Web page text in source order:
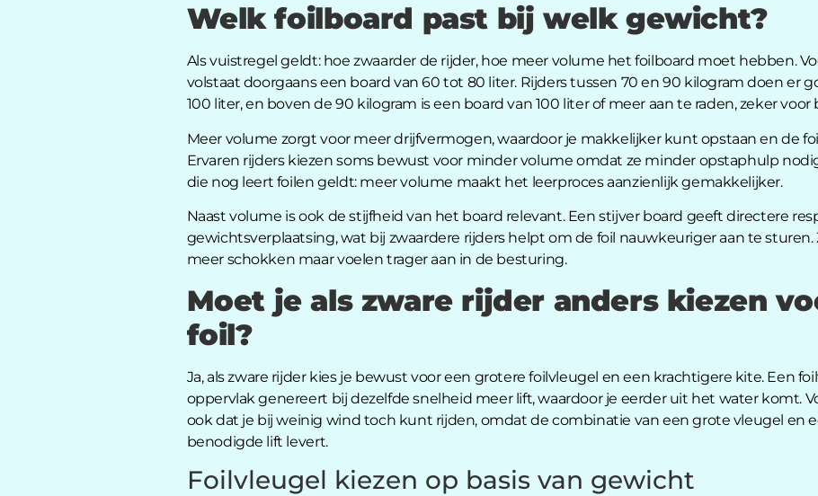
Welk foilboard past bij welk gewicht?
Als vuistregel geldt: hoe zwaarder de rijder, hoe meer volume het foilboard moet hebben.
volstaat doorgaans een board van 60 tot 80 liter. Rijders tussen 70 en 90 kilogram doen er
100 liter, en boven de 90 kilogram is een board van 100 liter of meer aan te raden, zeker voor
Meer volume zorgt voor meer drijfvermogen, waardoor je makkelijker kunt opstaan en de
Ervaren rijders kiezen soms bewust voor minder volume omdat ze minder opstaphulp
die nog leert foilen geldt: meer volume maakt het leerproces aanzienlijk gemakkelijker.
Naast volume is ook de stijfheid van het board relevant. Een stijver board geeft directere
gewichtsverplaatsing, wat bij zwaardere rijders helpt om de foil nauwkeuriger aan te
meer schokken maar voelen trager aan in de besturing.
Moet je als zware rijder anders kiezen
foil?
Ja, als zware rijder kies je bewust voor een grotere foilvleugel en een krachtigere kite. Een
oppervlak genereert bij dezelfde snelheid meer lift, waardoor je eerder uit het water komt.
ook dat je bij weinig wind toch kunt rijden, omdat de combinatie van een grote vleugel en
benodigde lift levert.
Foilvleugel kiezen op basis van gewicht